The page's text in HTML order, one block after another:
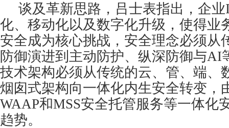
谈及革新思路，吕士表指出，企
化、移动化以及数字化升级，使得业
安全成为核心挑战，安全理念必须从
防御演进到主动防护、纵深防御与AI
技术架构必须从传统的云、管、端、
烟囱式架构向一体化内生安全转变，
WAAP和MSS安全托管服务等一体化
趋势。